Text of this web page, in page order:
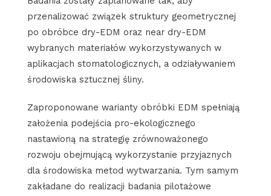
przenalizować związek struktury geometrycznej
po obróbce dry-EDM oraz near dry-EDM
wybranych materiałów wykorzystywanych w
aplikacjach stomatologicznych, a odziaływaniem
środowiska sztucznej śliny.
Zaproponowane warianty obróbki EDM spełniają
założenia podejścia pro-ekologicznego
nastawioną na strategię zrównoważonego
rozwoju obejmującą wykorzystanie przyjaznych
dla środowiska metod wytwarzania. Tym samym
zakładane do realizacji badania pilotażowe